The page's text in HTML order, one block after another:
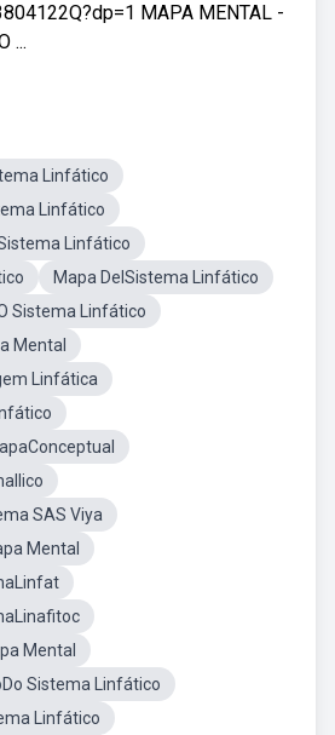
MAPA MENTAL -
...
Linfático
Linfático
Linfático
Mapa DelSistema Linfático
Sistema Linfático
Mental
Linfática
SAS Viya
Mental
Mental
Sistema Linfático
Linfático